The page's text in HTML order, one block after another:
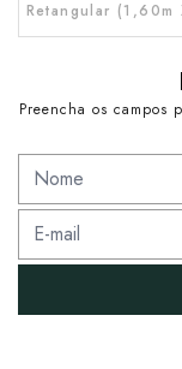
Retangular (1,60m
Preencha os campos